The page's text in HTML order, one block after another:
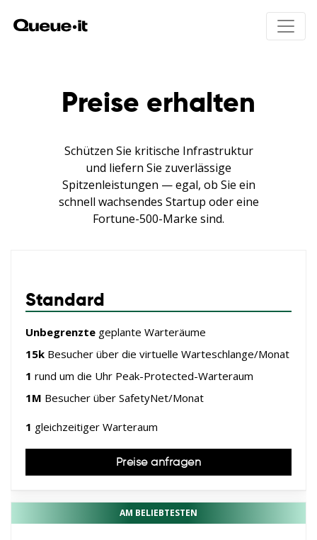
Produkt
Wie funktioniert Queue-it
Integrations
User experience
Bot schutz
Traffic control einblicke
Produkt-Drops
Online-Ticketverkauf
Öffentliche Anmeldungen
Öffentlicher Sektor
Telekommunikation
Preisgestaltung
Ressourcen
Preise erhalten
Schützen Sie kritische Infrastruktur
und liefern Sie zuverlässige
Spitzenleistungen — egal, ob Sie ein
schnell wachsendes Startup oder eine
Fortune-500-Marke sind.
Standard
Unbegrenzte geplante Warteräume
15k Besucher über die virtuelle Warteschlange/Monat
1 rund um die Uhr Peak-Protected-Warteraum
1M Besucher über SafetyNet/Monat
1 gleichzeitiger Warteraum
Preise anfragen
AM BELIEBTESTEN